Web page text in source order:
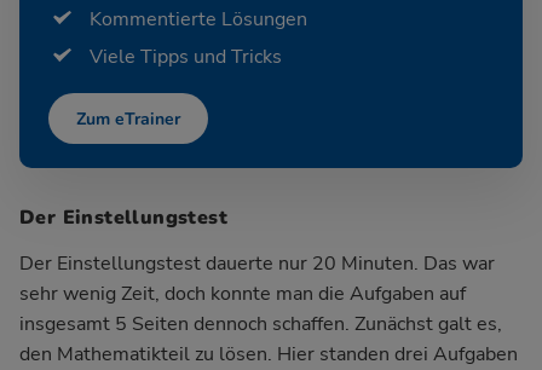
Kommentierte Lösungen
Viele Tipps und Tricks
Zum eTrainer
Der Einstellungstest
Der Einstellungstest dauerte nur 20 Minuten. Das war
sehr wenig Zeit, doch konnte man die Aufgaben auf
insgesamt 5 Seiten dennoch schaffen. Zunächst galt es,
den Mathematikteil zu lösen. Hier standen drei Aufgaben